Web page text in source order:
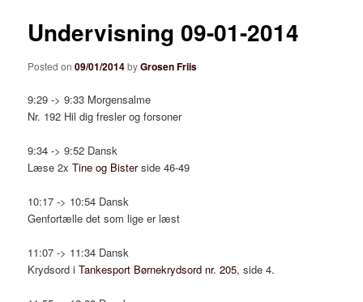
Undervisning 09-01-2014
Posted on09/01/2014byGrosen Friis
9:29 -> 9:33 Morgensalme
Nr. 192 Hil dig fresler og forsoner
9:34 -> 9:52 Dansk
Læse 2xTine og Bisterside 46-49
10:17 -> 10:54 Dansk
Genfortælle det som lige er læst
11:07 -> 11:34 Dansk
Krydsord iTankesport Børnekrydsord nr. 205, side 4.